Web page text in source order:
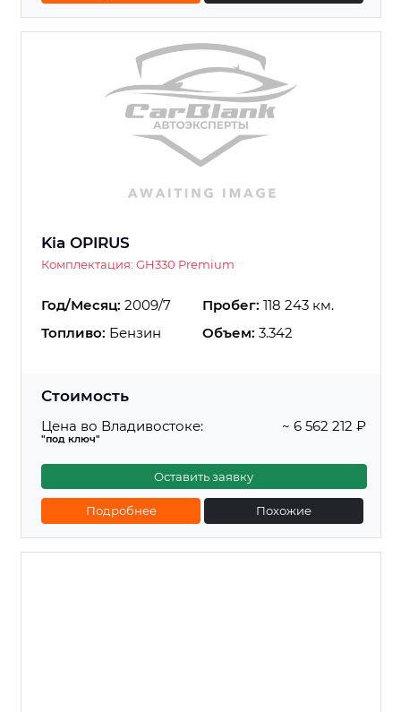
Kia OPIRUS
Комплектация: GH330 Premium
Год/Месяц: 2009/7 Пробег: 118 243 км.
Топливо: Бензин Объем: 3.342
Стоимость
Цена во Владивостоке:
"под ключ"
~ 6 562 212 ₽
Оставить заявку
Подробнее Похожие